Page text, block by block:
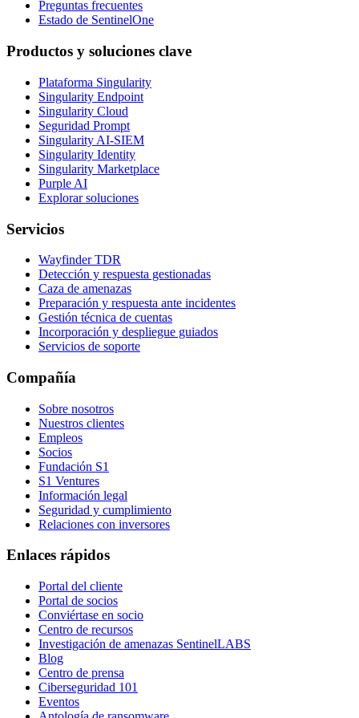
Preguntas frecuentes
Estado de SentinelOne
Productos y soluciones clave
Plataforma Singularity
Singularity Endpoint
Singularity Cloud
Seguridad Prompt
Singularity AI-SIEM
Singularity Identity
Singularity Marketplace
Purple AI
Explorar soluciones
Servicios
Wayfinder TDR
Detección y respuesta gestionadas
Caza de amenazas
Preparación y respuesta ante incidentes
Gestión técnica de cuentas
Incorporación y despliegue guiados
Servicios de soporte
Compañía
Sobre nosotros
Nuestros clientes
Empleos
Socios
Fundación S1
S1 Ventures
Información legal
Seguridad y cumplimiento
Relaciones con inversores
Enlaces rápidos
Portal del cliente
Portal de socios
Conviértase en socio
Centro de recursos
Investigación de amenazas SentinelLABS
Blog
Centro de prensa
Ciberseguridad 101
Eventos